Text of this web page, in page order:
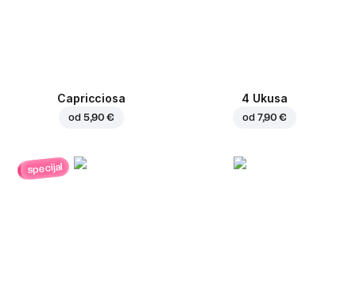
Capricciosa
od 5,90 €
4 Ukusa
od 7,90 €
specijal